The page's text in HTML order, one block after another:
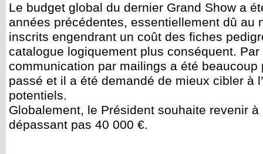
Le budget global du dernier Grand Show a
années précédentes, essentiellement dû au
inscrits engendrant un coût des fiches
catalogue logiquement plus conséquent.
communication par mailings a été
passé et il a été demandé de mieux cibler à
potentiels.
Globalement, le Président souhaite revenir
dépassant pas 40 000 €.